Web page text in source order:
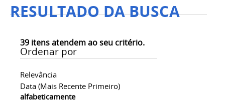
RESULTADO DA BUSCA
39 itens atendem ao seu critério.
Ordenar por
Relevância
Data (mais Recente Primeiro)
alfabeticamente